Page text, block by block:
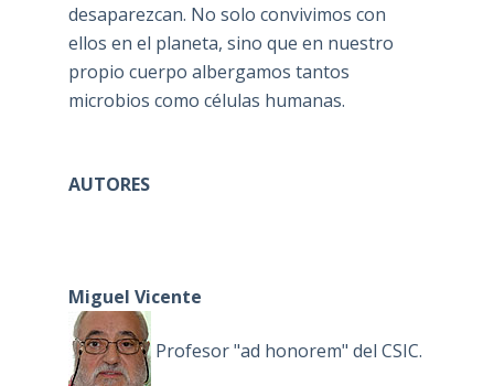
desaparezcan. No solo convivimos con
ellos en el planeta, sino que en nuestro
propio cuerpo albergamos tantos
microbios como células humanas.
AUTORES
Miguel Vicente
Profesor "ad honorem" del CSIC.